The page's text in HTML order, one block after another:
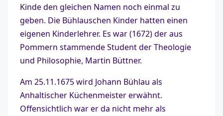
Kinde den gleichen Namen noch einmal zu
geben. Die Bühlauschen Kinder hatten einen
eigenen Kinderlehrer. Es war (1672) der aus
Pommern stammende Student der Theologie
und Philosophie, Martin Büttner.
Am 25.11.1675 wird Johann Bühlau als
Anhaltischer Küchenmeister erwähnt.
Offensichtlich war er da nicht mehr als